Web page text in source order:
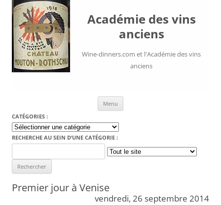
Académie des vins
anciens
Wine-dinners.com et l'Académie des vins
anciens
Menu
CATÉGORIES :
Catégories
:
RECHERCHE AU SEIN D’UNE CATÉGORIE :
for:
Premier jour à Venise
vendredi, 26 septembre 2014